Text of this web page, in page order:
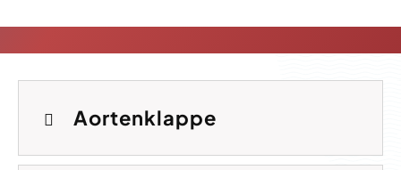
Aortenklappe